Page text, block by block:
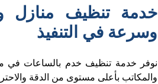
خدمة تنظيف منازل
وسرعة في التنفيذ
نوفر خدمة تنظيف خدم بالساعات في
والمكاتب بأعلى مستوى من الدقة